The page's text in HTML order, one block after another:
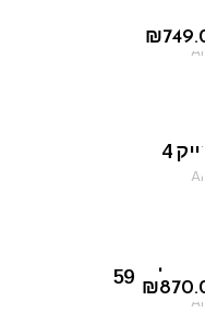
₪
AF
4
AF
₪
59
AF